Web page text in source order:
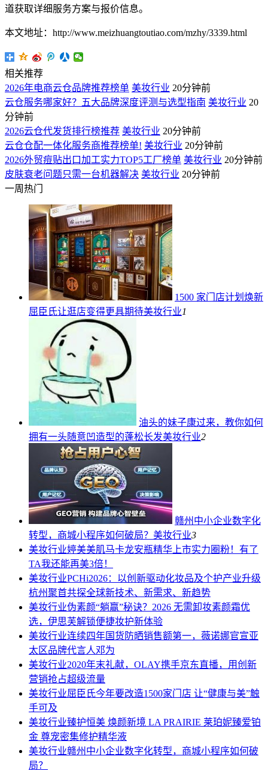
道获取详细服务方案与报价信息。
本文地址：http://www.meizhuangtoutiao.com/mzhy/3339.html
相关推荐
2026年电商云仓品牌推荐榜单 美妆行业 20分钟前
云仓服务哪家好？五大品牌深度评测与选型指南 美妆行业 20
分钟前
2026云仓代发货排行榜推荐 美妆行业 20分钟前
云仓仓配一体化服务商推荐榜单! 美妆行业 20分钟前
2026外贸痘贴出口加工实力TOP5工厂榜单 美妆行业 20分钟前
皮肤衰老问题只需一台机器解决 美妆行业 20分钟前
一周热门
1500 家门店计划焕新
屈臣氏让逛店变得更具期待美妆行业1
油头的妹子康过来，教你如何
拥有一头随意凹造型的蓬松长发美妆行业2
赣州中小企业数字化
转型，商城小程序如何破局？ 美妆行业3
美妆行业婷美美肌马卡龙安瓶精华上市实力圈粉！有了
TA我还能再美3倍！
美妆行业PCHi2026：以创新驱动化妆品及个护产业升级
杭州聚首共探全球新技术、新需求、新趋势
美妆行业伪素颜“躺赢”秘诀？2026 无需卸妆素颜霜优
选，伊思芙解锁便捷妆护新体验
美妆行业连续四年国货防晒销售额第一，薇诺娜官宣亚
太区品牌代言人邓为
美妆行业2020年末礼献，OLAY携手京东直播，用创新
营销抢占超级流量
美妆行业屈臣氏今年要改造1500家门店 让“健康与美”触
手可及
美妆行业臻护恒美 焕颜新境 LA PRAIRIE 莱珀妮臻爱铂
金 尊宠密集修护精华液
美妆行业赣州中小企业数字化转型，商城小程序如何破
局？